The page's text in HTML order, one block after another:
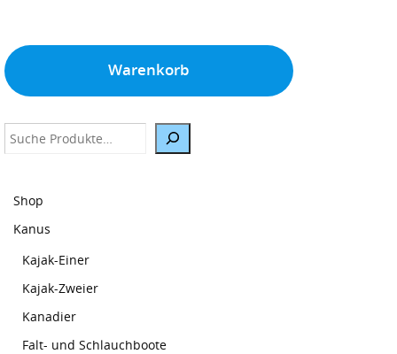
Warenkorb
Suche
Shop
Kanus
Kajak-Einer
Kajak-Zweier
Kanadier
Falt- und Schlauchboote